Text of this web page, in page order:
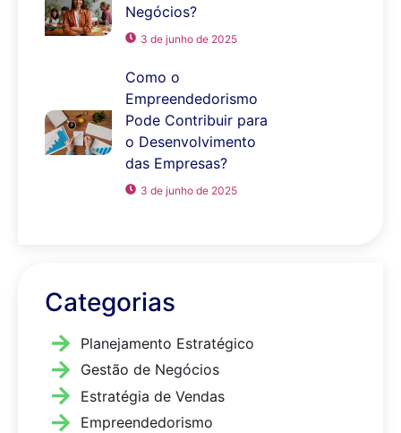
Negócios?
3 de junho de 2025
Como o
Empreendedorismo
Pode Contribuir para
o Desenvolvimento
das Empresas?
3 de junho de 2025
Categorias
Planejamento Estratégico
Gestão de Negócios
Estratégia de Vendas
Empreendedorismo